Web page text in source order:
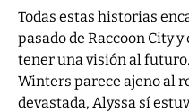
Todas estas historias
pasado de Raccoon City
tener una visión al
Winters parece ajeno al
devastada, Alyssa sí